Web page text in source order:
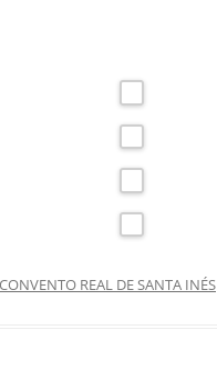
CONVENTO REAL DE SANTA INÉS